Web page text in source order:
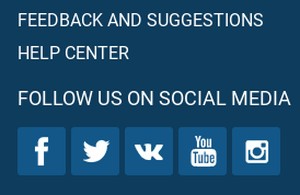
FEEDBACK AND SUGGESTIONS
HELP CENTER
FOLLOW US ON SOCIAL MEDIA